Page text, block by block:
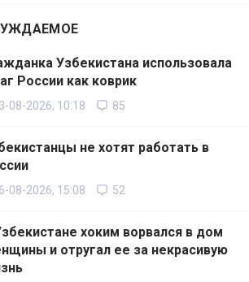
Узбекистана использовала
России как коврик
3-08-2026, 10:18 85
не хотят работать в
6-08-2026, 15:08 52
хоким ворвался в дом
и отругал ее за некрасивую